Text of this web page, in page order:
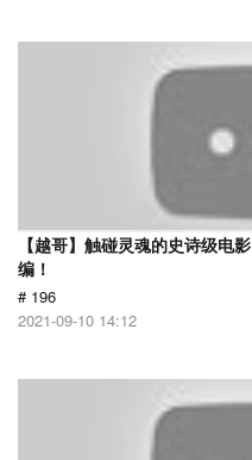
【越哥】触碰灵魂的史诗级电
编！
# 196
2021-09-10 14:12